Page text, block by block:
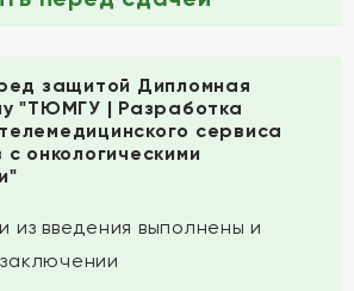
защитой Дипломная
"ТЮМГУ | Разработка
сервиса
онкологическими
из введения выполнены и